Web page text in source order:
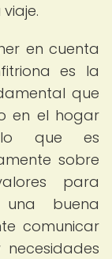
en cuenta
es la
que
en el hogar
que es
sobre
para
buena
comunicar